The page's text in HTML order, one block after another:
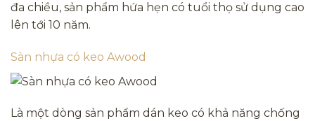
đa chiều, sản phẩm hứa hẹn có tuổi thọ sử dụng cao
lên tới 10 năm.
Sàn nhựa có keo Awood
Là một dòng sản phẩm dán keo có khả năng chống